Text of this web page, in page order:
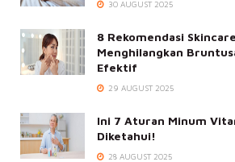
30 AUGUST 2025
8 Rekomendasi
Menghilangkan
Efektif
29 AUGUST 2025
Ini 7 Aturan Minum
Diketahui!
28 AUGUST 2025